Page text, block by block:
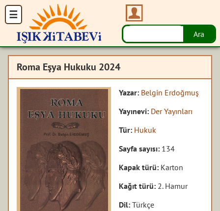
Roma Eşya Hukuku 2024
Yazar: Belgin Erdoğmuş
Yayınevi: Der Yayınları
Tür: Hukuk
Sayfa sayısı: 134
Kapak türü: Karton
Kağıt türü: 2. Hamur
Dil:Türkçe